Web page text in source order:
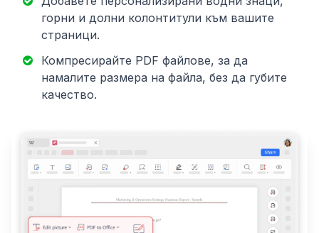
горни и долни колонтитули към вашите
страници.
Компресирайте PDF файлове, за да
намалите размера на файла, без да губите
качество.